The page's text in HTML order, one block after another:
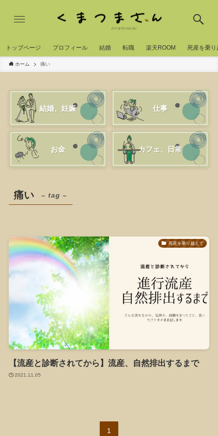
トッブページ プロフィール 結婚 転職 楽天ROOM 死産を乗り
ホーム 痛い
結婚、妊娠 仕事
お金 カフェ、日常
痛い – tag –
死産を乗り越えて
【流産と診断されてから】流産、自然排出するまで
2021.11.05
1